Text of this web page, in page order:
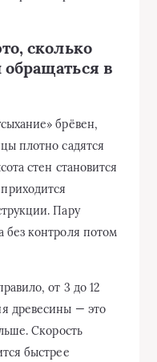
сколько
в
брёвен,
плотно садятся
стен становится
Пару
контроля потом
от 3 до 12
древесины — это
Скорость
быстрее